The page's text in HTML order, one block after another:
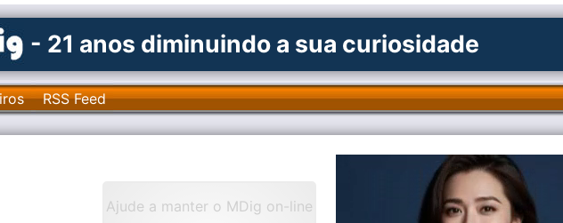
- 21 anos diminuindo a sua curiosidade
RSS Feed
Ajude a manter o MDig on-line